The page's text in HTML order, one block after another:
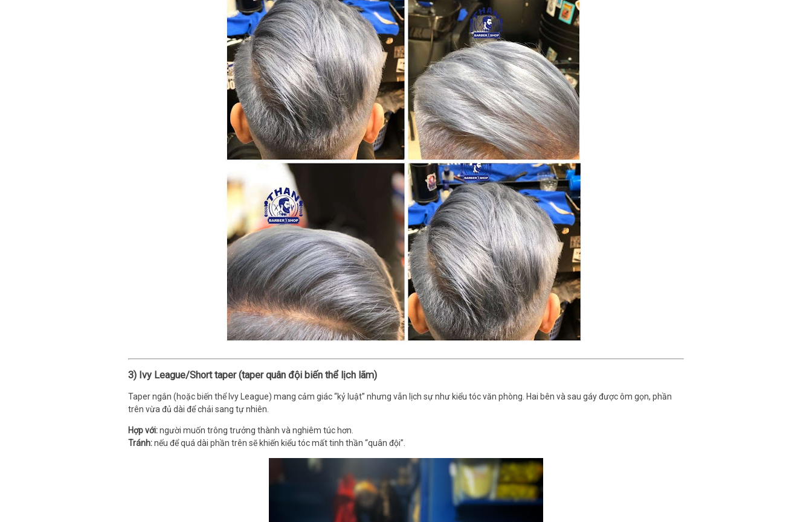
3) Ivy League/Short taper (taper quân đội biến thể lịch lãm)
Taper ngắn (hoặc biến thể Ivy League) mang cảm giác “kỷ luật” nhưng vẫn lịch sự như kiểu tóc văn phòng. Hai bên và sau gáy được ôm gọn, phần
trên vừa đủ dài để chải sang tự nhiên.
Hợp với:người muốn trông trưởng thành và nghiêm túc hơn.
Tránh:nếu để quá dài phần trên sẽ khiến kiểu tóc mất tinh thần “quân đội”.